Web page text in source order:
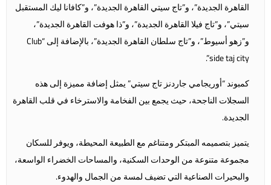
القاهرة الجديدة”، و”تاج سيتي القاهرة الجديدة”، و”كافانا ليك المستقبل
سيتي”، و”تاج فيلا القاهرة الجديدة”، و”ذا هوفت القاهرة الجديدة”،
و”زهو أسيوط”، و”تاج سلطان القاهرة الجديدة”، بالإضافة إلى “Club
side taj city”.
كمبوند “أوريجامي جاردنز تاج سيتي” يمثل إضافة مميزة إلى هذه
السجلات الناجحة، حيث يجمع بين الفخامة والاسترخاء في قلب القاهرة
الجديدة.
يتميز بتصميمه المبتكر ومتناغم مع الطبيعة المحيطة، ويوفر للسكان
مجموعة متنوعة من الوحدات السكنية، والمساحات الخضراء الواسعة،
والبحيرات الصناعية التي تضيف لمسة من الجمال والهدوء.